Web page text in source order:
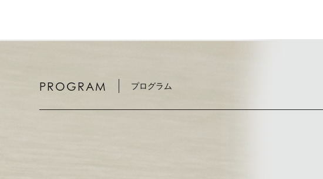
PROGRAM プログラム